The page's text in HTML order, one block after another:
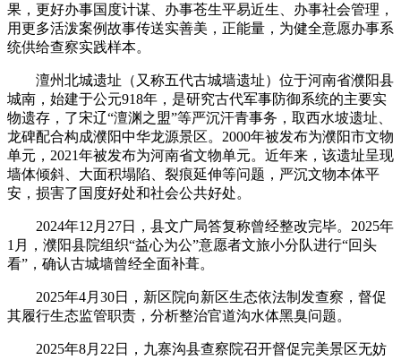
果，更好办事国度计谋、办事苍生平易近生、办事社会管理，
用更多活泼案例故事传送实善美，正能量，为健全意愿办事系
统供给查察实践样本。
澶州北城遗址（又称五代古城墙遗址）位于河南省濮阳县
城南，始建于公元918年，是研究古代军事防御系统的主要实
物遗存，了宋辽“澶渊之盟”等严沉汗青事务，取西水坡遗址、
龙碑配合构成濮阳中华龙源景区。2000年被发布为濮阳市文物
单元，2021年被发布为河南省文物单元。近年来，该遗址呈现
墙体倾斜、大面积塌陷、裂痕延伸等问题，严沉文物本体平
安，损害了国度好处和社会公共好处。
2024年12月27日，县文广局答复称曾经整改完毕。2025年
1月，濮阳县院组织“益心为公”意愿者文旅小分队进行“回头
看”，确认古城墙曾经全面补葺。
2025年4月30日，新区院向新区生态依法制发查察，督促
其履行生态监管职责，分析整治官道沟水体黑臭问题。
2025年8月22日，九寨沟县查察院召开督促完美景区无妨